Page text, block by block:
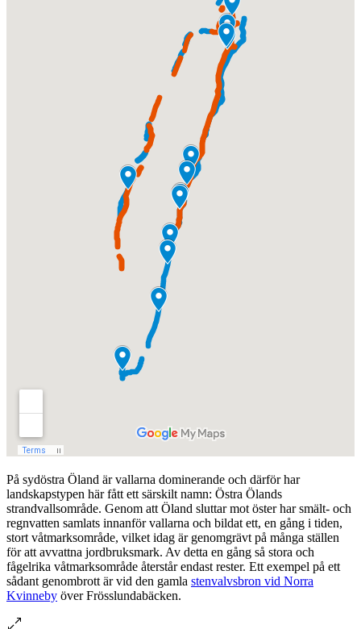
På sydöstra Öland är vallarna dominerande och därför har
landskapstypen här fått ett särskilt namn: Östra Ölands
strandvallsområde. Genom att Öland sluttar mot öster har smält- och
regnvatten samlats innanför vallarna och bildat ett, en gång i tiden,
stort våtmarksområde, vilket idag är genomgrävt på många ställen
för att avvattna jordbruksmark. Av detta en gång så stora och
fågelrika våtmarksområde återstår endast rester. Ett exempel på ett
sådant genombrott är vid den gamla stenvalvsbron vid Norra
Kvinneby över Frösslundabäcken.